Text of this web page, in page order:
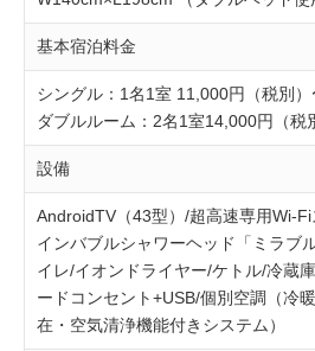
基本宿泊料金
シングル：1名1室 11,000円（税別）
ダブルルーム：2名1室14,000円（税
設備
AndroidTV（43型）/超高速専用Wi-
インバブルシャワーヘッド「ミラブ
イレ/イオンドライヤー/ケトル/冷蔵
ードコンセント+USB/個別空調（冷
在・空気清浄機能付きシステム）